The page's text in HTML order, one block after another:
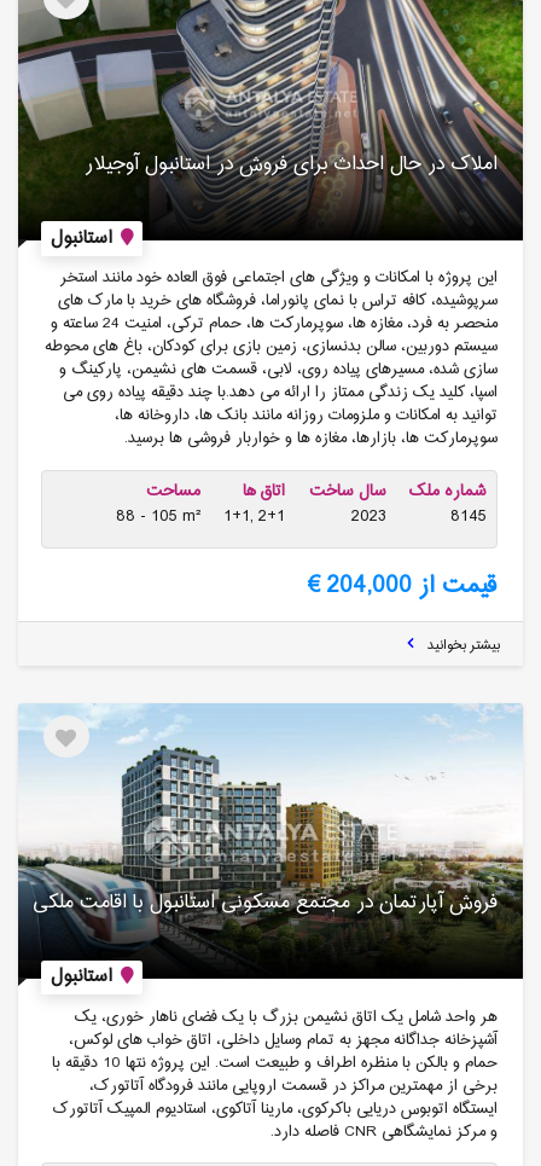
املاک در حال احداث برای فروش در استانبول آوجیلار
استانبول
این پروژه با امکانات و ویژگی ‌های اجتماعی فوق ‌العاده‌ خود مانند استخر
سرپوشیده، کافه تراس با نمای پانوراما، فروشگاه های خرید با مارک های
منحصر به فرد، مغازه ها، سوپرمارکت ها، حمام ترکی، امنیت 24 ساعته و
سیستم دوربین، سالن بدنسازی، زمین بازی برای کودکان، باغ‌ های محوطه‌
سازی‌ شده، مسیرهای پیاده ‌روی، لابی، قسمت‌ های نشیمن، پارکینگ و
اسپا، کلید یک زندگی ممتاز را ارائه می‌ دهد.با چند دقیقه پیاده روی می
توانید به امکانات و ملزومات روزانه مانند بانک ها، داروخانه ها،
سوپرمارکت ها، بازارها، مغازه ها و خواربار فروشی ها برسید.
شماره ملک
8145
سال ساخت
2023
اتاق ها
1+1, 2+1
مساحت
88 - 105 m²
قیمت از 204,000 €
بیشتر بخوانید
فروش آپارتمان در مجتمع مسکونی استانبول با اقامت ملکی
استانبول
هر واحد شامل یک اتاق نشیمن بزرگ با یک فضای ناهار خوری، یک
آشپزخانه جداگانه مجهز به تمام وسایل داخلی، اتاق خواب های لوکس،
حمام و بالکن با منظره اطراف و طبیعت است. این پروژه نتها 10 دقیقه با
برخی از مهمترین مراکز در قسمت اروپایی مانند فرودگاه آتاتورک،
ایستگاه اتوبوس دریایی باکرکوی، مارینا آتاکوی، استادیوم المپیک آتاتورک
و مرکز نمایشگاهی CNR فاصله دارد.